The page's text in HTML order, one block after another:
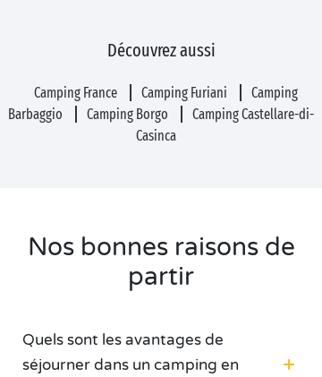
Découvrez aussi
Camping France Camping Furiani
Camping
Barbaggio
Camping Borgo
Camping Castellare-di-
Casinca
Nos bonnes raisons de
partir
Quels sont les avantages de
séjourner dans un camping en